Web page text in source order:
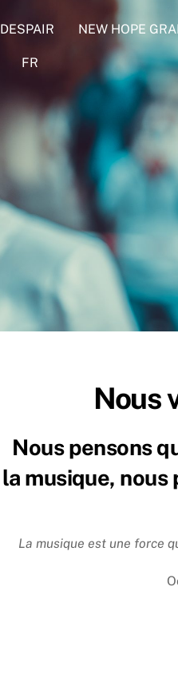
DESPAIR NEW HOPE
FR
Nous
Nous pensons
la musique,
La musique est une force